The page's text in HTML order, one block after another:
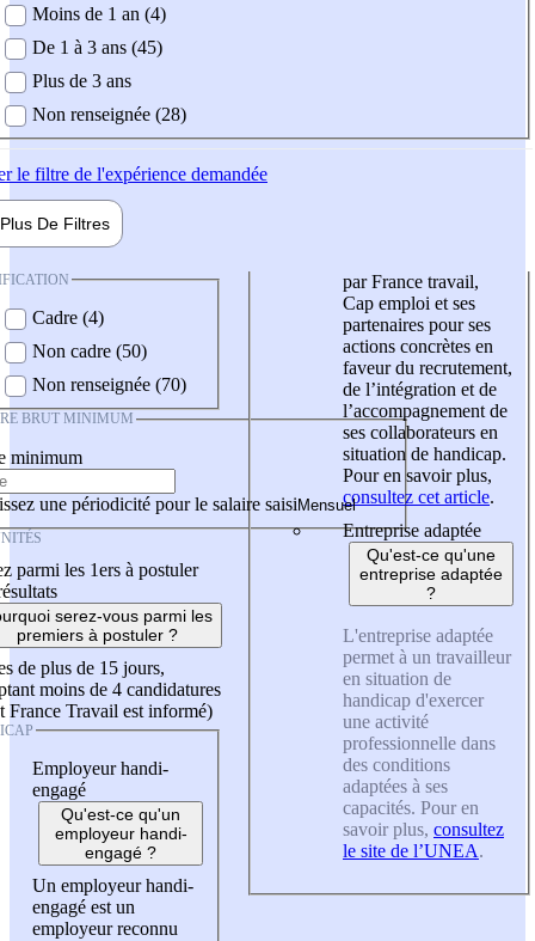
demandée
Moins de 1 an (4)
De 1 à 3 ans (45)
Plus de 3 ans
Non renseignée (28)
le filtre de l'expérience demandée
Plus De Filtres
Cadre (4)
Non cadre (50)
Non renseignée (70)
BRUT MINIMUM
minimum
une périodicité pour le salaire saisi
parmi les 1ers à postuler
serez-vous parmi les
premiers à postuler ?
de plus de 15 jours,
moins de 4 candidatures
France Travail est informé)
Employeur handi-
engagé
Qu'est-ce qu'un
employeur handi-
engagé ?
Un employeur handi-
engagé est un
employeur reconnu
par France travail,
Cap emploi et ses
partenaires pour ses
actions concrètes en
faveur du recrutement,
de l’intégration et de
l’accompagnement de
ses collaborateurs en
situation de handicap.
Pour en savoir plus,
consultez cet article.
Entreprise adaptée
Qu'est-ce qu'une
entreprise adaptée
?
L'entreprise adaptée
permet à un travailleur
en situation de
handicap d'exercer
une activité
professionnelle dans
des conditions
adaptées à ses
capacités. Pour en
savoir plus, consultez
le site de l’UNEA.